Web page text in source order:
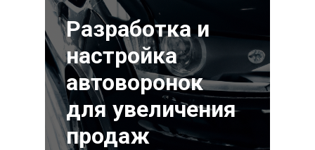
Разработка и
настройка
автоворонок
для увеличения
продаж